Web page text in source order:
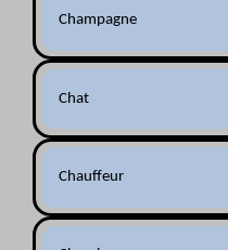
Champagne
Chat
Chauffeur